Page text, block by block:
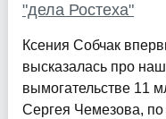
"дела Ростеха"
Ксения Собчак
высказалась про
вымогательстве 11
Сергея Чемезова, по